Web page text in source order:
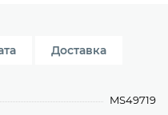
Доставка
MS49719